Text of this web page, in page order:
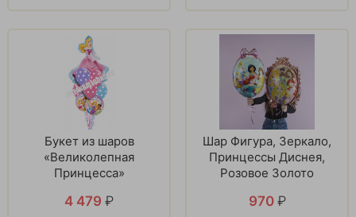
Букет из шаров
«Великолепная
Принцесса»
4 479 ₽
Шар Фигура, Зеркало,
Принцессы Диснея,
Розовое Золото
970 ₽